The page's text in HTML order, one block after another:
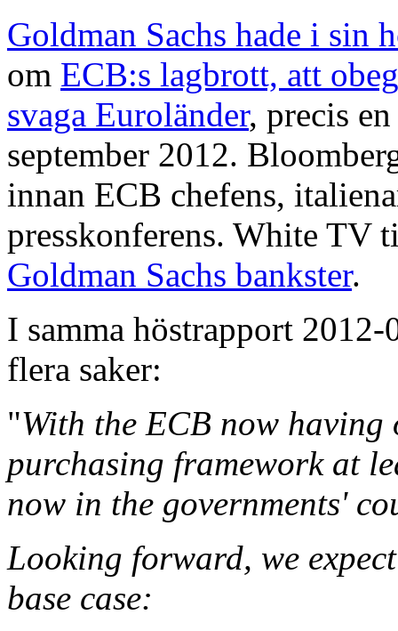
Goldman Sachs hade i sin
om ECB:s lagbrott, att
svaga Euroländer, precis
september 2012.
innan ECB chefens,
presskonferens. White TV
Goldman Sachs bankster.
I samma höstrapport
flera saker:
"With the ECB now
purchasing framework at
now in the governments'
Looking forward, we
base case: